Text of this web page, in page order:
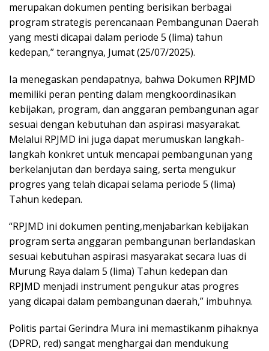
merupakan dokumen penting berisikan berbagai
program strategis perencanaan Pembangunan Daerah
yang mesti dicapai dalam periode 5 (lima) tahun
kedepan,” terangnya, Jumat (25/07/2025).
Ia menegaskan pendapatnya, bahwa Dokumen RPJMD
memiliki peran penting dalam mengkoordinasikan
kebijakan, program, dan anggaran pembangunan agar
sesuai dengan kebutuhan dan aspirasi masyarakat.
Melalui RPJMD ini juga dapat merumuskan langkah-
langkah konkret untuk mencapai pembangunan yang
berkelanjutan dan berdaya saing, serta mengukur
progres yang telah dicapai selama periode 5 (lima)
Tahun kedepan.
“RPJMD ini dokumen penting,menjabarkan kebijakan
program serta anggaran pembangunan berlandaskan
sesuai kebutuhan aspirasi masyarakat secara luas di
Murung Raya dalam 5 (lima) Tahun kedepan dan
RPJMD menjadi instrument pengukur atas progres
yang dicapai dalam pembangunan daerah,” imbuhnya.
Politis partai Gerindra Mura ini memastikanm pihaknya
(DPRD, red) sangat menghargai dan mendukung